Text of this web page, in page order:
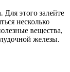
Для этого залейте
несколько
вещества,
железы.